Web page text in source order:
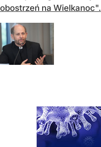
obostrzeń na Wielkanoc".